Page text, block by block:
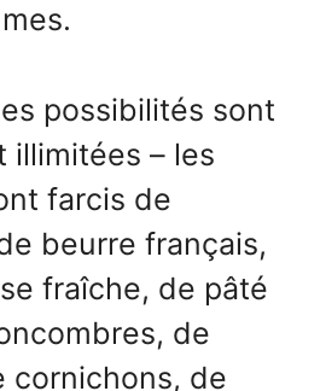
possibilités sont
illimitées – les
farcis de
beurre français,
fraîche, de pâté
de
cornichons, de